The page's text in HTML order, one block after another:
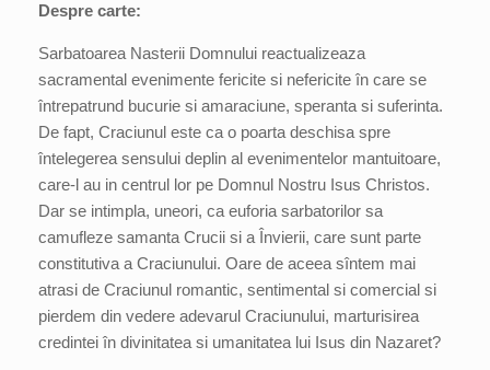
Despre carte:
Sarbatoarea Nasterii Domnului reactualizeaza
sacramental evenimente fericite si nefericite în care se
întrepatrund bucurie si amaraciune, speranta si suferinta.
De fapt, Craciunul este ca o poarta deschisa spre
întelegerea sensului deplin al evenimentelor mantuitoare,
care-l au in centrul lor pe Domnul Nostru Isus Christos.
Dar se intimpla, uneori, ca euforia sarbatorilor sa
camufleze samanta Crucii si a Învierii, care sunt parte
constitutiva a Craciunului. Oare de aceea sîntem mai
atrasi de Craciunul romantic, sentimental si comercial si
pierdem din vedere adevarul Craciunului, marturisirea
credintei în divinitatea si umanitatea lui Isus din Nazaret?